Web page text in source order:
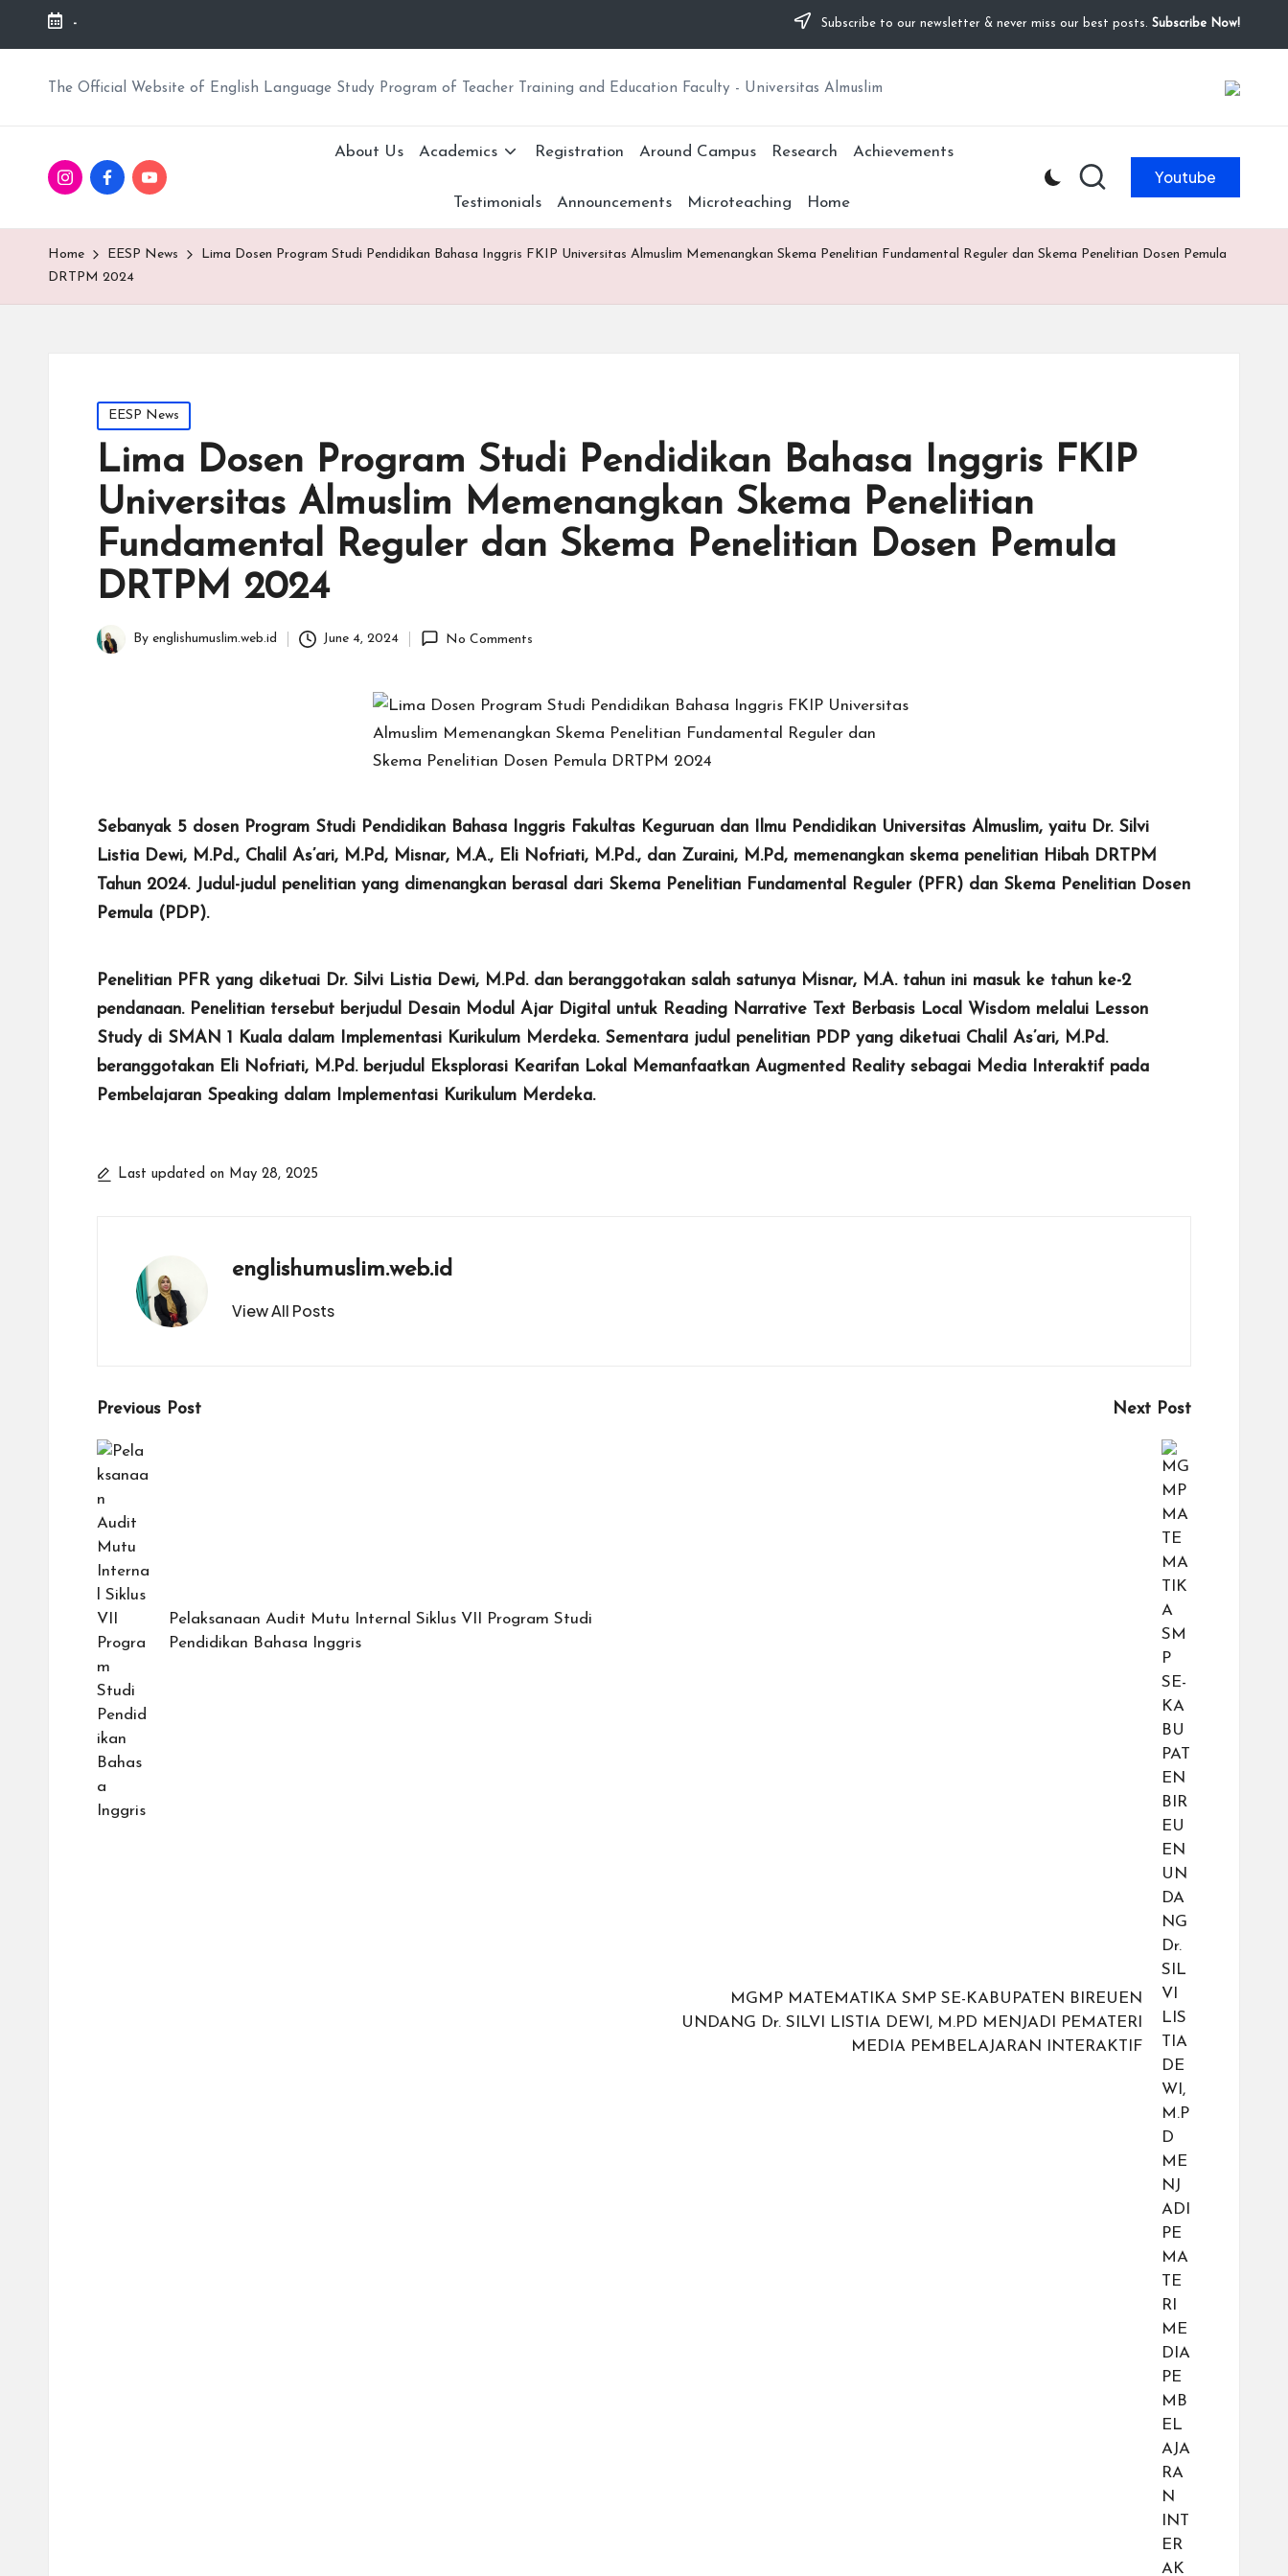
- Subscribe to our newsletter & never miss our best posts. Subscribe Now!
The Official Website of English Language Study Program of Teacher Training and Education Faculty - Universitas Almuslim
Instagram
Pendidikan
Bahasa
Inggris
Facebook
Pendidikan
Bahasa
Inggris
ED-
About Us Academics Registration Around Campus Research Achievements
Testimonials Announcements Microteaching Home
Youtube
Home EESP News
Lima Dosen Program Studi Pendidikan Bahasa Inggris FKIP Universitas Almuslim Memenangkan Skema Penelitian Fundamental Reguler dan Skema Penelitian Dosen Pemula
DRTPM 2024
Posted
in
EESP News
Lima Dosen Program Studi Pendidikan Bahasa Inggris FKIP
Universitas Almuslim Memenangkan Skema Penelitian
Fundamental Reguler dan Skema Penelitian Dosen Pemula
DRTPM 2024
PostedBy englishumuslim.web.id June 4, 2024 No Comments
Sebanyak 5 dosen Program Studi Pendidikan Bahasa Inggris Fakultas Keguruan dan Ilmu Pendidikan Universitas Almuslim, yaitu Dr. Silvi
Listia Dewi, M.Pd., Chalil As’ari, M.Pd, Misnar, M.A., Eli Nofriati, M.Pd., dan Zuraini, M.Pd, memenangkan skema penelitian Hibah DRTPM
Tahun 2024. Judul-judul penelitian yang dimenangkan berasal dari Skema Penelitian Fundamental Reguler (PFR) dan Skema Penelitian Dosen
Pemula (PDP).
Penelitian PFR yang diketuai Dr. Silvi Listia Dewi, M.Pd. dan beranggotakan salah satunya Misnar, M.A. tahun ini masuk ke tahun ke-2
pendanaan. Penelitian tersebut berjudul Desain Modul Ajar Digital untuk Reading Narrative Text Berbasis Local Wisdom melalui Lesson
Study di SMAN 1 Kuala dalam Implementasi Kurikulum Merdeka. Sementara judul penelitian PDP yang diketuai Chalil As’ari, M.Pd.
beranggotakan Eli Nofriati, M.Pd. berjudul Eksplorasi Kearifan Lokal Memanfaatkan Augmented Reality sebagai Media Interaktif pada
Pembelajaran Speaking dalam Implementasi Kurikulum Merdeka.
Last updated on May 28, 2025
englishumuslim.web.id
View All Posts
Post
navigation
Previous Post
Pelaksanaan Audit Mutu Internal Siklus VII Program Studi
Pendidikan Bahasa Inggris
Next Post
MGMP MATEMATIKA SMP SE-KABUPATEN BIREUEN
UNDANG Dr. SILVI LISTIA DEWI, M.PD MENJADI PEMATERI
MEDIA PEMBELAJARAN INTERAKTIF